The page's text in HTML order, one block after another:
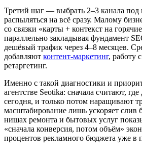
Третий шаг — выбрать 2–3 канала под
распыляться на всё сразу. Малому
со связки «карты + контекст на
параллельно закладывая фундамент
дешёвый трафик через 4–8 месяцев.
добавляют контент-маркетинг, работу
ретаргетинг.
Именно с такой диагностики и
агентстве Seotika: сначала считают,
сегодня, и только потом наращивают
масштабирование лишь ускоряет слив
нишах ремонта и бытовых услуг
«сначала конверсия, потом объём»
процентов рекламного бюджета уже в